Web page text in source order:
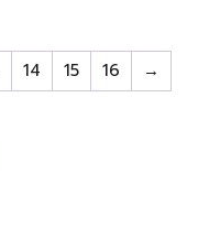
14 15 16 →